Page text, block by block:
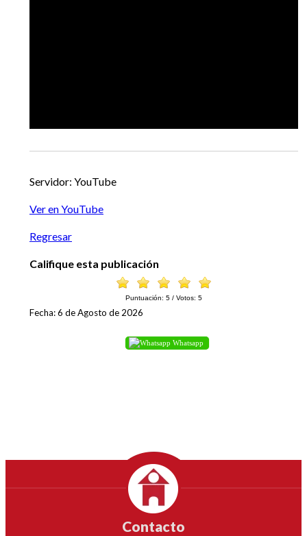
Servidor: YouTube
Ver en YouTube
Regresar
Califique esta publicación
Puntuación: 5 / Votos: 5
Fecha: 6 de Agosto de 2026
Whatsapp
Contacto